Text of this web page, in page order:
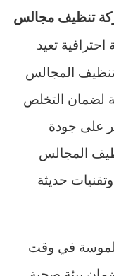
تنظيف مجالس
تعيد
المجالس
لضمان التخلص
على جودة
المجالس
حديثة
ملموسة في وقت